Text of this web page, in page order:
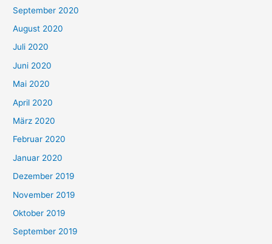
September 2020
August 2020
Juli 2020
Juni 2020
Mai 2020
April 2020
März 2020
Februar 2020
Januar 2020
Dezember 2019
November 2019
Oktober 2019
September 2019